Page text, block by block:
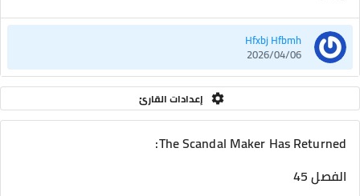
Hfxbj Hfbmh
2026/04/06
إعدادات القارئ
The Scandal Maker Has Returned:
الفصل 45